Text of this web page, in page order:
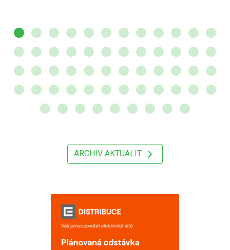
ARCHIV AKTUALIT